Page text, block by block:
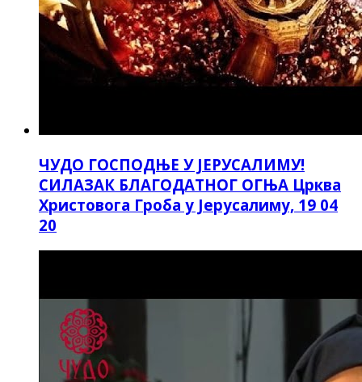
ЧУДО ГОСПОДЊЕ У ЈЕРУСАЛИМУ!
СИЛАЗАК БЛАГОДАТНОГ ОГЊА Црква
Христовога Гроба у Јерусалиму, 19 04
20